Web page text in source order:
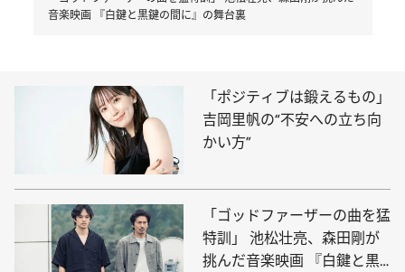
音楽映画 『白鍵と黒鍵の間に』の舞台裏
「ポジティブは鍛えるもの」
吉岡里帆の“不安への立ち向
かい方”
「ゴッドファーザーの曲を猛
特訓」 池松壮亮、森田剛が
挑んだ音楽映画 『白鍵と黒